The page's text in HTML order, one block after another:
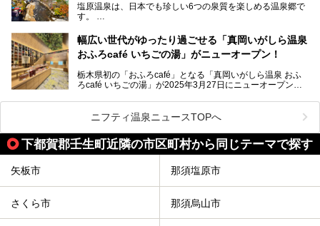
た。
2名1室利用で1人あたり4,500円～と、思い立ったらすぐに
───
提供元：アイコニア・ホスピタリティ株式会社【PR】
この記事はほったらかしの宿 ゆうふり那須高雄温泉ロッジ
塩原温泉は、日本でも珍しい6つの泉質を楽しめる温泉郷で
す。
栃木県の北部にある箒川のほとりに11の温泉地が点在し、
古くから多くの人々から癒やしの場として愛されてきまし
た。
温泉に加えて、豊かな自然を感じられる観光スポットや、こ
こでしか味わえないご当地グルメなど、多彩な魅力がある北
この記事では、塩原温泉の概要や魅力とともに、おすすめの
宿泊施設と観光・グルメスポット、日帰り温泉を順に紹介し
ます。
塩原温泉で、いつもの温泉旅行とは一味違う旅行体験をして
みませんか。
幅広い世代がゆったり過ごせる「真岡いがしら温泉
おふろcafé いちごの湯」がニューオープン！
栃木県初の「おふろcafé」となる「真岡いがしら温泉 おふ
ろcafé いちごの湯」が2025年3月27日にニューオープンす
メインとなる天然温泉のお風呂をはじめ、リラックスエリア
やキッズエリア、カフェレストランなど、施設の隅々までチ
ェックしてきました！
ニフティ温泉ニュースTOPへ
下都賀郡壬生町近隣の市区町村から同じテーマで探す
矢板市 那須塩原市
さくら市 那須烏山市